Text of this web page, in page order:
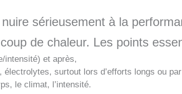
sérieusement à la
de chaleur. Les points
intensité) et après,
surtout lors d’efforts longs ou
le climat, l’intensité.